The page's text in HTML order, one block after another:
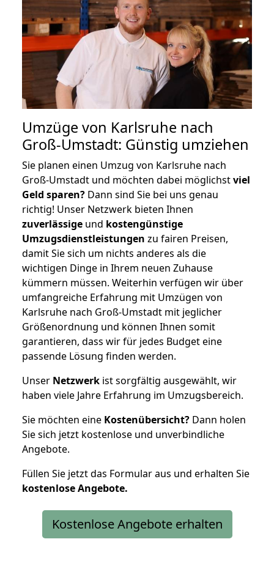
Umzüge von Karlsruhe nach
Groß-Umstadt: Günstig umziehen
Sie planen einen Umzug von Karlsruhe nach
Groß-Umstadt und möchten dabei möglichstviel
Geld sparen? Dann sind Sie bei uns genau
richtig! Unser Netzwerk bieten Ihnen
zuverlässige und kostengünstige
Umzugsdienstleistungen zu fairen Preisen,
damit Sie sich um nichts anderes als die
wichtigen Dinge in Ihrem neuen Zuhause
kümmern müssen. Weiterhin verfügen wir über
umfangreiche Erfahrung mit Umzügen von
Karlsruhe nach Groß-Umstadt mit jeglicher
Größenordnung und können Ihnen somit
garantieren, dass wir für jedes Budget eine
passende Lösung finden werden.
Unser Netzwerk ist sorgfältig ausgewählt, wir
haben viele Jahre Erfahrung im Umzugsbereich.
Sie möchten eine Kostenübersicht? Dann holen
Sie sich jetzt kostenlose und unverbindliche
Angebote.
Füllen Sie jetzt das Formular aus und erhalten Sie
kostenloseAngebote.
Kostenlose Angebote erhalten